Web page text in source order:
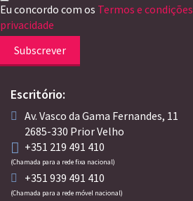
Eu concordo com os Termos e condições
privacidade
Subscrever
Escritório:
Av. Vasco da Gama Fernandes, 11
2685-330 Prior Velho
+351 219 491 410
(Chamada para a rede fixa nacional)
+351 939 491 410
(Chamada para a rede móvel nacional)